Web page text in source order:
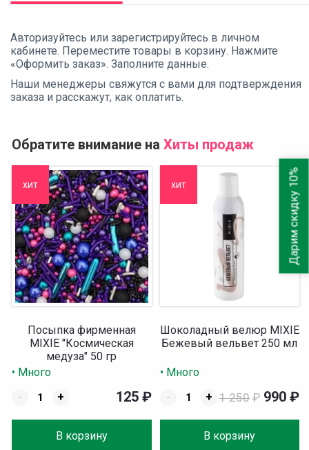
Авторизуйтесь или зарегистрируйтесь в личном
кабинете. Переместите товары в корзину. Нажмите
«Оформить заказ». Заполните данные.
Наши менеджеры свяжутся с вами для подтверждения
заказа и расскажут, как оплатить.
Обратите внимание на Хиты продаж
хит
Посыпка фирменная
MIXIE "Космическая
медуза" 50 гр
• Много
-
+
В корзину
125 ₽
хит
Шоколадный велюр MIXIE
Бежевый вельвет 250 мл
• Много
-
+
В корзину
1 250 ₽ 990 ₽
Дарим скидку 10%